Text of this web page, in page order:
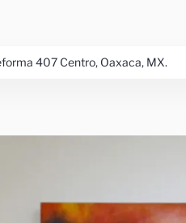
407 Centro, Oaxaca, MX.